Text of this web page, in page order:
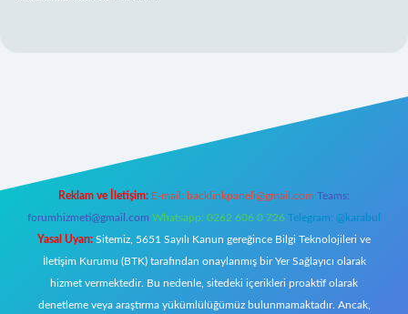
Reklam ve İletişim: E-mail: backlinkpaneli@gmail.com Teams:
forumhizmeti@gmail.com Whatsapp: 0262 606 0 726 Telegram: @karabul
Yasal Uyarı: Sitemiz, 5651 Sayılı Kanun gereğince Bilgi Teknolojileri ve
İletişim Kurumu (BTK) tarafından onaylanmış bir Yer Sağlayıcı olarak
hizmet vermektedir. Bu nedenle, sitedeki içerikleri proaktif olarak
denetleme veya araştırma yükümlülüğümüz bulunmamaktadır. Ancak,